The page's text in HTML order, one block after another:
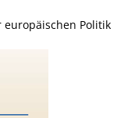
europäischen Politik